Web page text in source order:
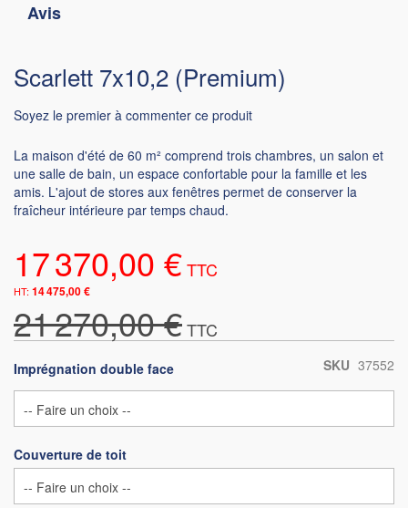
Scarlett 7x10,2 (Premium)
Soyez le premier à commenter ce produit
La maison d'été de 60 m² comprend trois chambres, un salon et
une salle de bain, un espace confortable pour la famille et les
amis. L'ajout de stores aux fenêtres permet de conserver la
fraîcheur intérieure par temps chaud.
17 370,00 €
14 475,00 €
21 270,00 €
SKU 37552
Imprégnation double face
Couverture de toit
Avis